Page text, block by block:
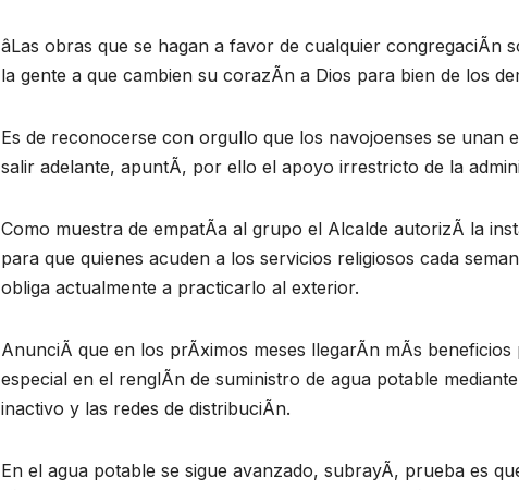
âLas obras que se hagan a favor de cualquier congregaciÃn
la gente a que cambien su corazÃn a Dios para bien de los
Es de reconocerse con orgullo que los navojoenses se unan
salir adelante, apuntÃ, por ello el apoyo irrestricto de la
Como muestra de empatÃa al grupo el Alcalde autorizÃ la
para que quienes acuden a los servicios religiosos cada
obliga actualmente a practicarlo al exterior.
AnunciÃ que en los prÃximos meses llegarÃn mÃs
especial en el renglÃn de suministro de agua potable
inactivo y las redes de distribuciÃn.
En el agua potable se sigue avanzado, subrayÃ, prueba es